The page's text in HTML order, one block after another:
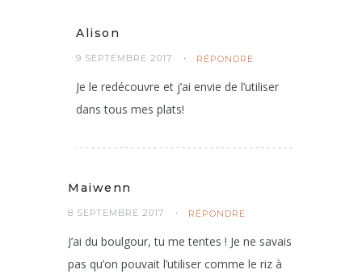
Alison
9 SEPTEMBRE 2017 RÉPONDRE
Je le redécouvre et j’ai envie de l’utiliser
dans tous mes plats!
Maiwenn
8 SEPTEMBRE 2017 RÉPONDRE
J’ai du boulgour, tu me tentes ! Je ne savais
pas qu’on pouvait l’utiliser comme le riz à